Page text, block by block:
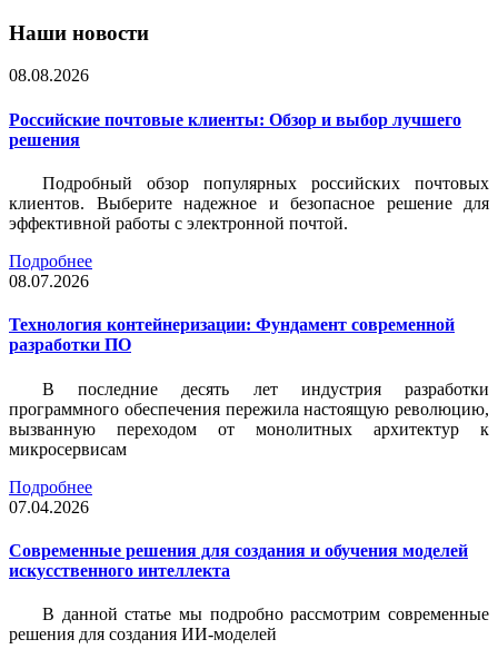
Наши новости
08.08.2026
Российские почтовые клиенты: Обзор и выбор лучшего
решения
Подробный обзор популярных российских почтовых
клиентов. Выберите надежное и безопасное решение для
эффективной работы с электронной почтой.
Подробнее
08.07.2026
Технология контейнеризации: Фундамент современной
разработки ПО
В последние десять лет индустрия разработки
программного обеспечения пережила настоящую революцию,
вызванную переходом от монолитных архитектур к
микросервисам
Подробнее
07.04.2026
Современные решения для создания и обучения моделей
искусственного интеллекта
В данной статье мы подробно рассмотрим современные
решения для создания ИИ-моделей